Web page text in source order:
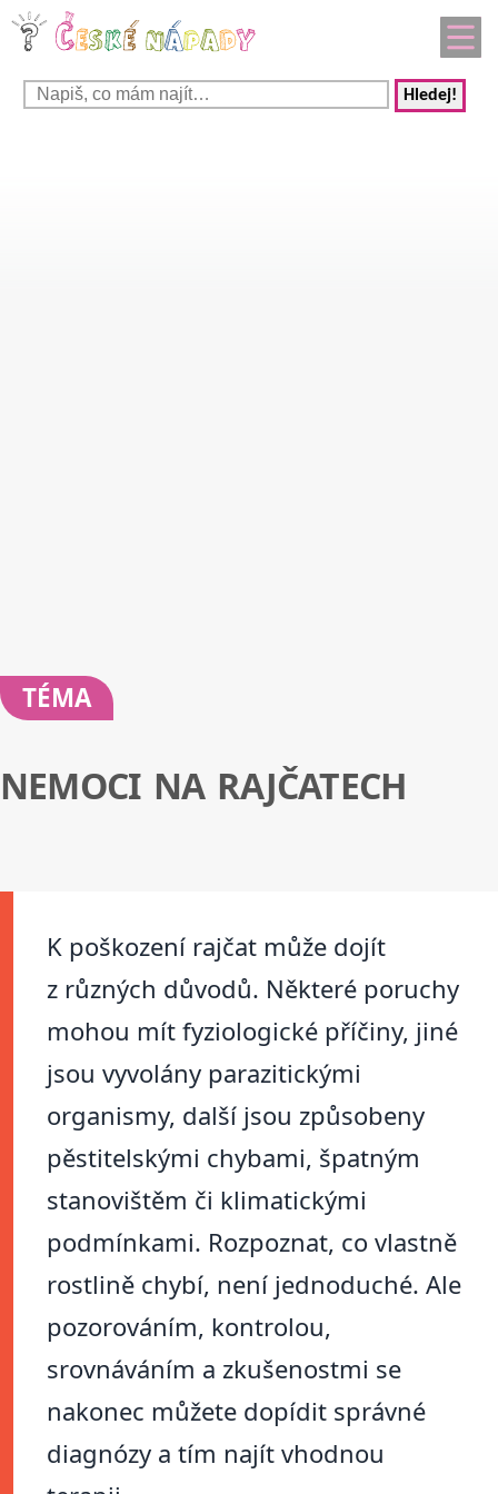
Hledej!
TÉMA
NEMOCI NA RAJČATECH
K poškození rajčat může dojít
z různých důvodů. Některé poruchy
mohou mít fyziologické příčiny, jiné
jsou vyvolány parazitickými
organismy, další jsou způsobeny
pěstitelskými chybami, špatným
stanovištěm či klimatickými
podmínkami. Rozpoznat, co vlastně
rostlině chybí, není jednoduché. Ale
pozorováním, kontrolou,
srovnáváním a zkušenostmi se
nakonec můžete dopídit správné
diagnózy a tím najít vhodnou